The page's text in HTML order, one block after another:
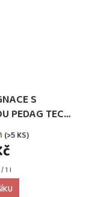
S
PEDAG TECH
(>5 KS)
1 l